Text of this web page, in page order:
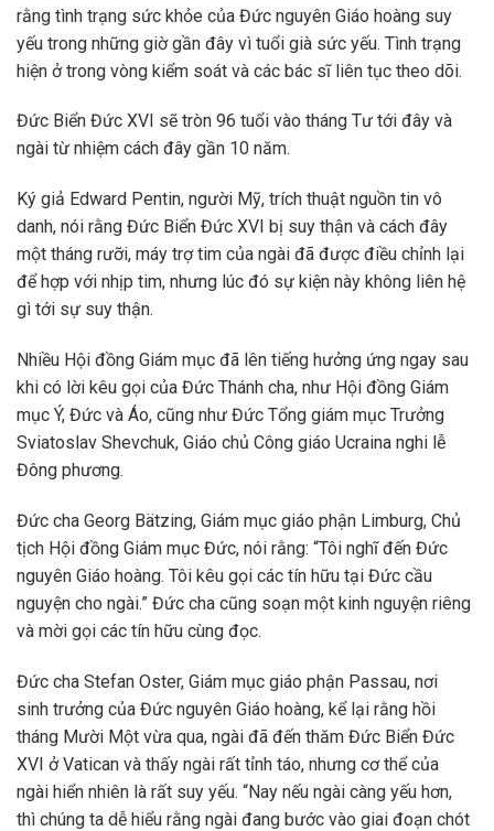
rằng tình trạng sức khỏe của Đức nguyên Giáo hoàng suy
yếu trong những giờ gần đây vì tuổi già sức yếu. Tình trạng
hiện ở trong vòng kiểm soát và các bác sĩ liên tục theo dõi.
Đức Biển Đức XVI sẽ tròn 96 tuổi vào tháng Tư tới đây và
ngài từ nhiệm cách đây gần 10 năm.
Ký giả Edward Pentin, người Mỹ, trích thuật nguồn tin vô
danh, nói rằng Đức Biển Đức XVI bị suy thận và cách đây
một tháng rưỡi, máy trợ tim của ngài đã được điều chỉnh lại
để hợp với nhịp tim, nhưng lúc đó sự kiện này không liên hệ
gì tới sự suy thận.
Nhiều Hội đồng Giám mục đã lên tiếng hưởng ứng ngay sau
khi có lời kêu gọi của Đức Thánh cha, như Hội đồng Giám
mục Ý, Đức và Áo, cũng như Đức Tổng giám mục Trưởng
Sviatoslav Shevchuk, Giáo chủ Công giáo Ucraina nghi lễ
Đông phương.
Đức cha Georg Bätzing, Giám mục giáo phận Limburg, Chủ
tịch Hội đồng Giám mục Đức, nói rằng: “Tôi nghĩ đến Đức
nguyên Giáo hoàng. Tôi kêu gọi các tín hữu tại Đức cầu
nguyện cho ngài.” Đức cha cũng soạn một kinh nguyện riêng
và mời gọi các tín hữu cùng đọc.
Đức cha Stefan Oster, Giám mục giáo phận Passau, nơi
sinh trưởng của Đức nguyên Giáo hoàng, kể lại rằng hồi
tháng Mười Một vừa qua, ngài đã đến thăm Đức Biển Đức
XVI ở Vatican và thấy ngài rất tỉnh táo, nhưng cơ thể của
ngài hiển nhiên là rất suy yếu. “Nay nếu ngài càng yếu hơn,
thì chúng ta dễ hiểu rằng ngài đang bước vào giai đoạn chót